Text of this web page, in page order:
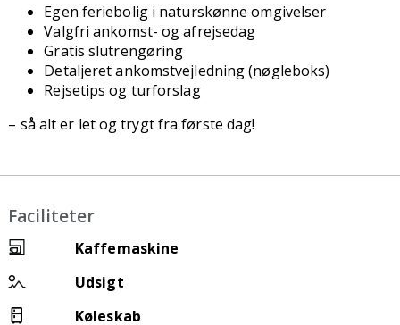
Egen feriebolig i naturskønne omgivelser
Valgfri ankomst- og afrejsedag
Gratis slutrengøring
Detaljeret ankomstvejledning (nøgleboks)
Rejsetips og turforslag
– så alt er let og trygt fra første dag!
Faciliteter
Kaffemaskine
Udsigt
Køleskab